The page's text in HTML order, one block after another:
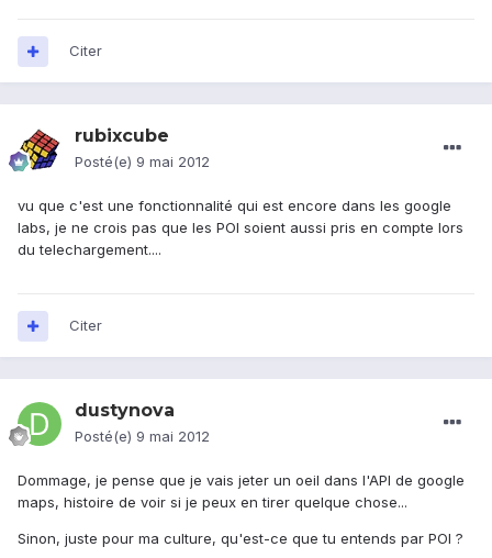
Citer
rubixcube
Posté(e) 9 mai 2012
vu que c'est une fonctionnalité qui est encore dans les google
labs, je ne crois pas que les POI soient aussi pris en compte lors
du telechargement....
Citer
dustynova
Posté(e) 9 mai 2012
Dommage, je pense que je vais jeter un oeil dans l'API de google
maps, histoire de voir si je peux en tirer quelque chose...
Sinon, juste pour ma culture, qu'est-ce que tu entends par POI ?